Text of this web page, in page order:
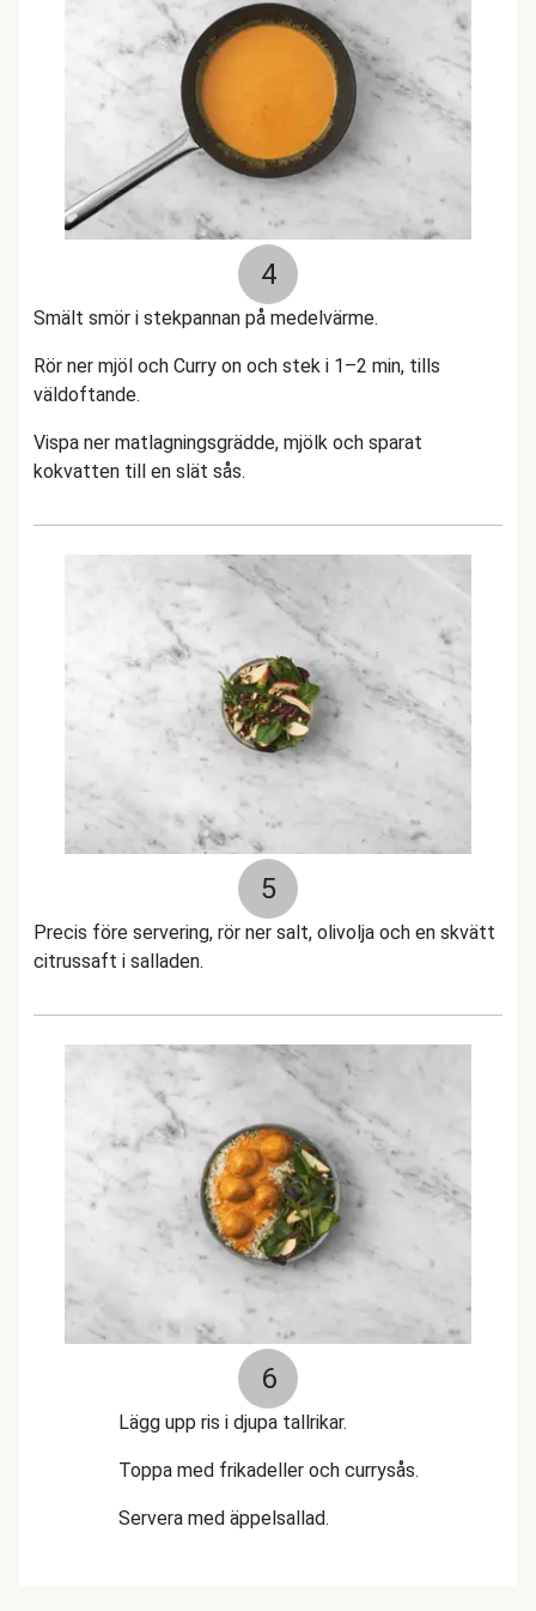
4
Smält smör i stekpannan på medelvärme.
Rör ner mjöl och Curry on och stek i 1–2 min, tills
väldoftande.
Vispa ner matlagningsgrädde, mjölk och sparat
kokvatten till en slät sås.
5
Precis före servering, rör ner salt, olivolja och en skvätt
citrussaft i salladen.
6
Lägg upp ris i djupa tallrikar.
Toppa med frikadeller och currysås.
Servera med äppelsallad.